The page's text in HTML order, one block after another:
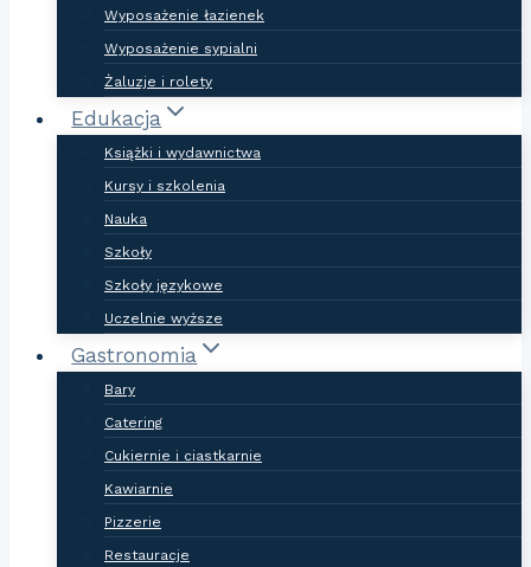
Wyposażenie łazienek
Wyposażenie sypialni
Żaluzje i rolety
Edukacja
Książki i wydawnictwa
Kursy i szkolenia
Nauka
Szkoły
Szkoły językowe
Uczelnie wyższe
Gastronomia
Bary
Catering
Cukiernie i ciastkarnie
Kawiarnie
Pizzerie
Restauracje